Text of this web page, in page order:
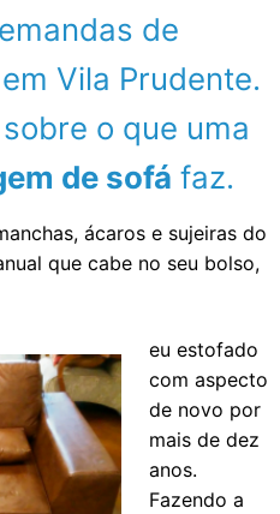
de
Vila Prudente.
o que uma
de sofá faz.
ácaros e sujeiras do
que cabe no seu bolso,
eu estofado
com aspecto
de novo por
mais de dez
anos.
Fazendo a